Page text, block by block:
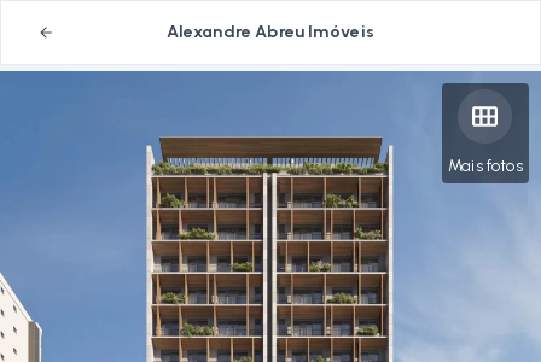
Alexandre Abreu Imóveis
Mais fotos